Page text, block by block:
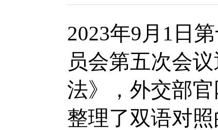
2023年9 月 1 日
员会第五次会
法》，外交部
整理了双语对